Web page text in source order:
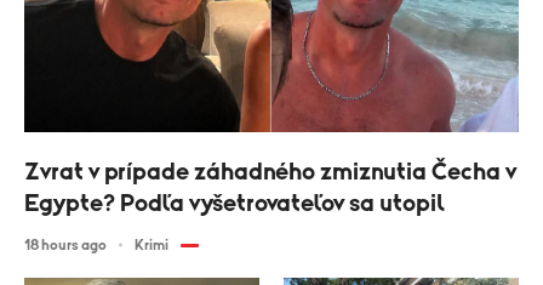
Zvrat v prípade záhadného zmiznutia Čecha v
Egypte? Podľa vyšetrovateľov sa utopil
18 hours ago Krimi